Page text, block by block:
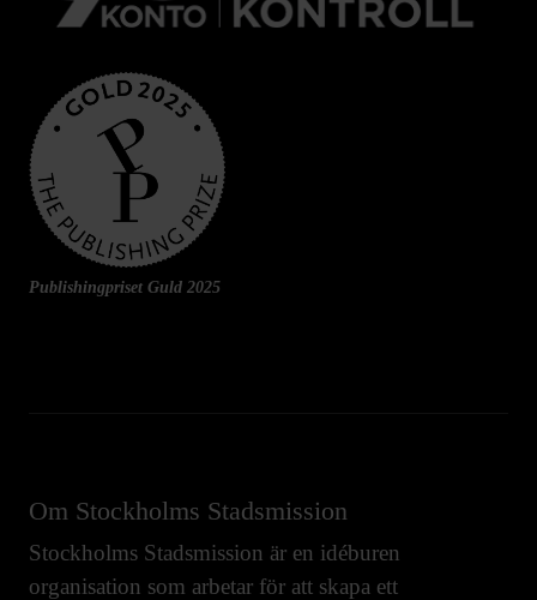
Publishingpriset Guld 2025
Om Stockholms Stadsmission
Stockholms Stadsmission är en idéburen
organisation som arbetar för att skapa ett